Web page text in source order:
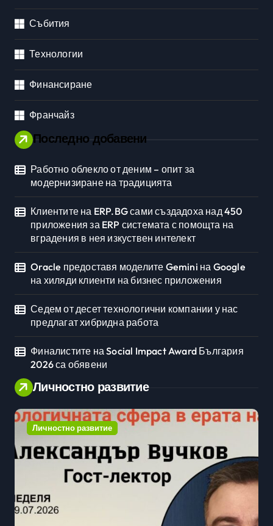
Събития
Технологии
Финансиране
Франчайз
Последно добавени
Работно облекло от деним – опит за
модернизиране на традицията
Клиентите на ERP.BG сами създадоха над 450
приложения за ERP системата с помощта на
вградения в нея изкуствен интелект
Oracle предоставя моделите Gemini на Google
на хиляди клиенти на бизнес приложения
Седем от десет технологични компании у нас
предлагат хибридна работа
Финалистите на Social Impact Award България
2026 са обявени
Личностно развитие
Личностно развитие